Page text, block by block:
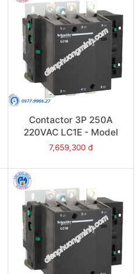
Contactor 3P 250A
220VAC LC1E - Model
LC1E250M6
7,659,300 đ